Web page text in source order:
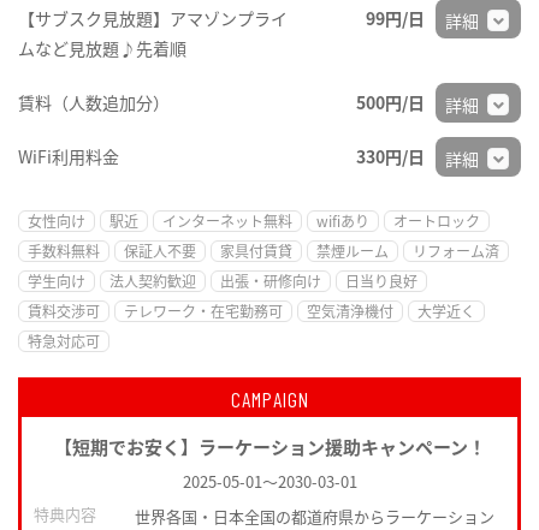
【サブスク見放題】アマゾンプライ
ムなど見放題♪先着順
99円/日 詳細
賃料（人数追加分） 500円/日 詳細
WiFi利用料金 330円/日 詳細
女性向け 駅近 インターネット無料 wifiあり
オートロック
手数料無料
保証人不要 家具付賃貸 禁煙ルーム
リフォーム済
学生向け
法人契約歓迎 出張・研修向け
日当り良好
賃料交渉可
テレワーク・在宅勤務可 空気清浄機付
大学近く
特急対応可
CAMPAIGN
【短期でお安く】ラーケーション援助キャンペーン！
2025-05-01～2030-03-01
特典内容
世界各国・日本全国の都道府県からラーケーション